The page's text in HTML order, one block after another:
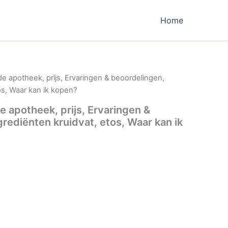
Home
apotheek, prijs, Ervaringen & beoordelingen,
Waar kan ik kopen?
apotheek, prijs, Ervaringen &
kruidvat, etos, Waar kan ik